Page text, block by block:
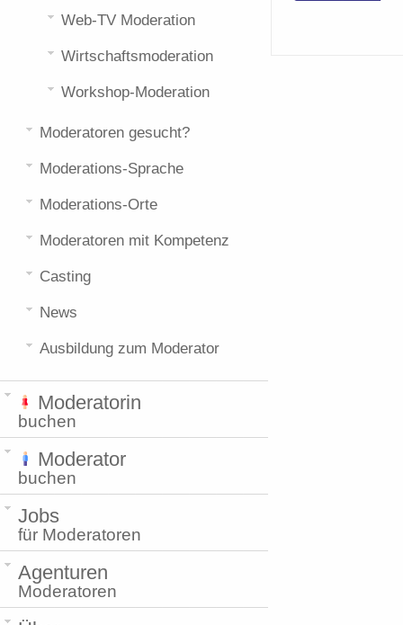
Web-TV Moderation
Wirtschaftsmoderation
Workshop-Moderation
Moderatoren gesucht?
Moderations-Sprache
Moderations-Orte
Moderatoren mit Kompetenz
Casting
News
Ausbildung zum Moderator
Moderatorin
buchen
Moderator
buchen
Jobs
für Moderatoren
Agenturen
Moderatoren